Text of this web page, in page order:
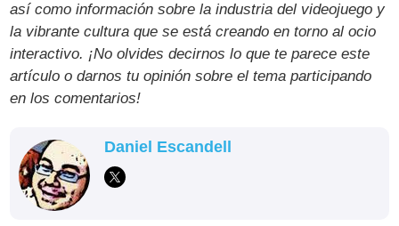
así como información sobre la industria del videojuego y
la vibrante cultura que se está creando en torno al ocio
interactivo. ¡No olvides decirnos lo que te parece este
artículo o darnos tu opinión sobre el tema participando
en los comentarios!
Daniel Escandell